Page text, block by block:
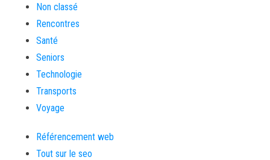
Non classé
Rencontres
Santé
Seniors
Technologie
Transports
Voyage
Référencement web
Tout sur le seo